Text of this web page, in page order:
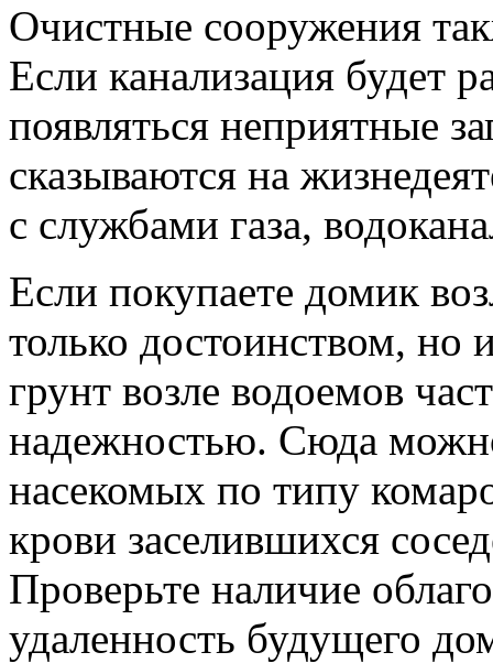
Очистные сооружения
Если канализация будет
появляться неприятные
сказываются на
с службами газа,
Если покупаете домик
только достоинством, но
грунт возле водоемов
надежностью. Сюда
насекомых по типу
крови заселившихся
Проверьте наличие
удаленность будущего